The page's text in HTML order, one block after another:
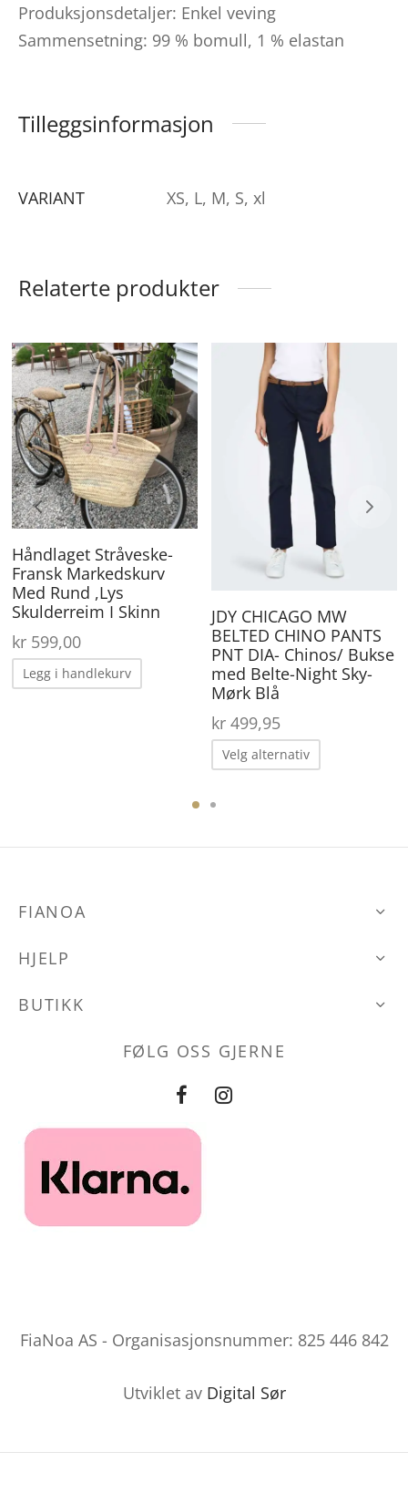
Produksjonsdetaljer: Enkel veving
Sammensetning: 99 % bomull, 1 % elastan
Tilleggsinformasjon
VARIANT XS, L, M, S, xl
Relaterte produkter
Håndlaget Stråveske-
Fransk Markedskurv
Med Rund ,Lys
Skulderreim I Skinn
kr599,00
Legg i handlekurv
JDY CHICAGO MW
BELTED CHINO PANTS
PNT DIA- Chinos/ Bukse
med Belte-Night Sky-
Mørk Blå
kr499,95
Velg alternativ
produktet
FIANOA
HJELP
BUTIKK
FØLG OSS GJERNE
FiaNoa AS - Organisasjonsnummer: 825 446 842
Utviklet av Digital Sør